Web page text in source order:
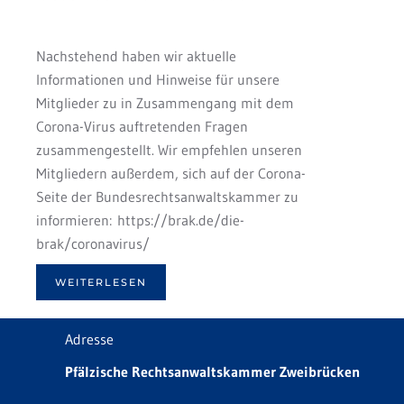
Nachstehend haben wir aktuelle
Informationen und Hinweise für unsere
Mitglieder zu in Zusammengang mit dem
Corona-Virus auftretenden Fragen
zusammengestellt. Wir empfehlen unseren
Mitgliedern außerdem, sich auf der Corona-
Seite der Bundesrechtsanwaltskammer zu
informieren: https://brak.de/die-
brak/coronavirus/
WEITERLESEN
Adresse
Pfälzische Rechtsanwaltskammer Zweibrücken